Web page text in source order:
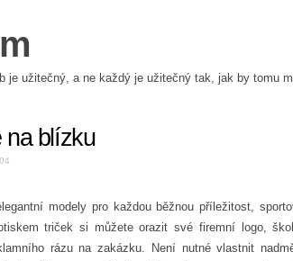
je užitečný, a ne každý je užitečný tak, jak by tomu
na blízku
modely pro každou běžnou příležitost,
triček si můžete orazit své firemní logo,
rázu na zakázku. Není nutné vlastnit